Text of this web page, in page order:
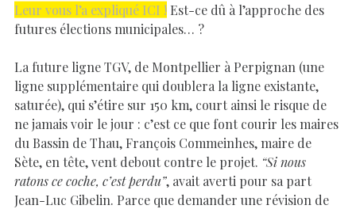
Leur vous l’a expliqué ICI ! Est-ce dû à l’approche des
futures élections municipales… ?
La future ligne TGV, de Montpellier à Perpignan (une
ligne supplémentaire qui doublera la ligne existante,
saturée), qui s’étire sur 150 km, court ainsi le risque de
ne jamais voir le jour : c’est ce que font courir les maires
du Bassin de Thau, François Commeinhes, maire de
Sète, en tête, vent debout contre le projet. “Si nous
ratons ce coche, c’est perdu”, avait averti pour sa part
Jean-Luc Gibelin. Parce que demander une révision de